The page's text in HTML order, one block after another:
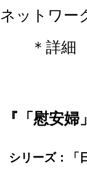
ネットワー
＊詳細
『「慰安
シリーズ：